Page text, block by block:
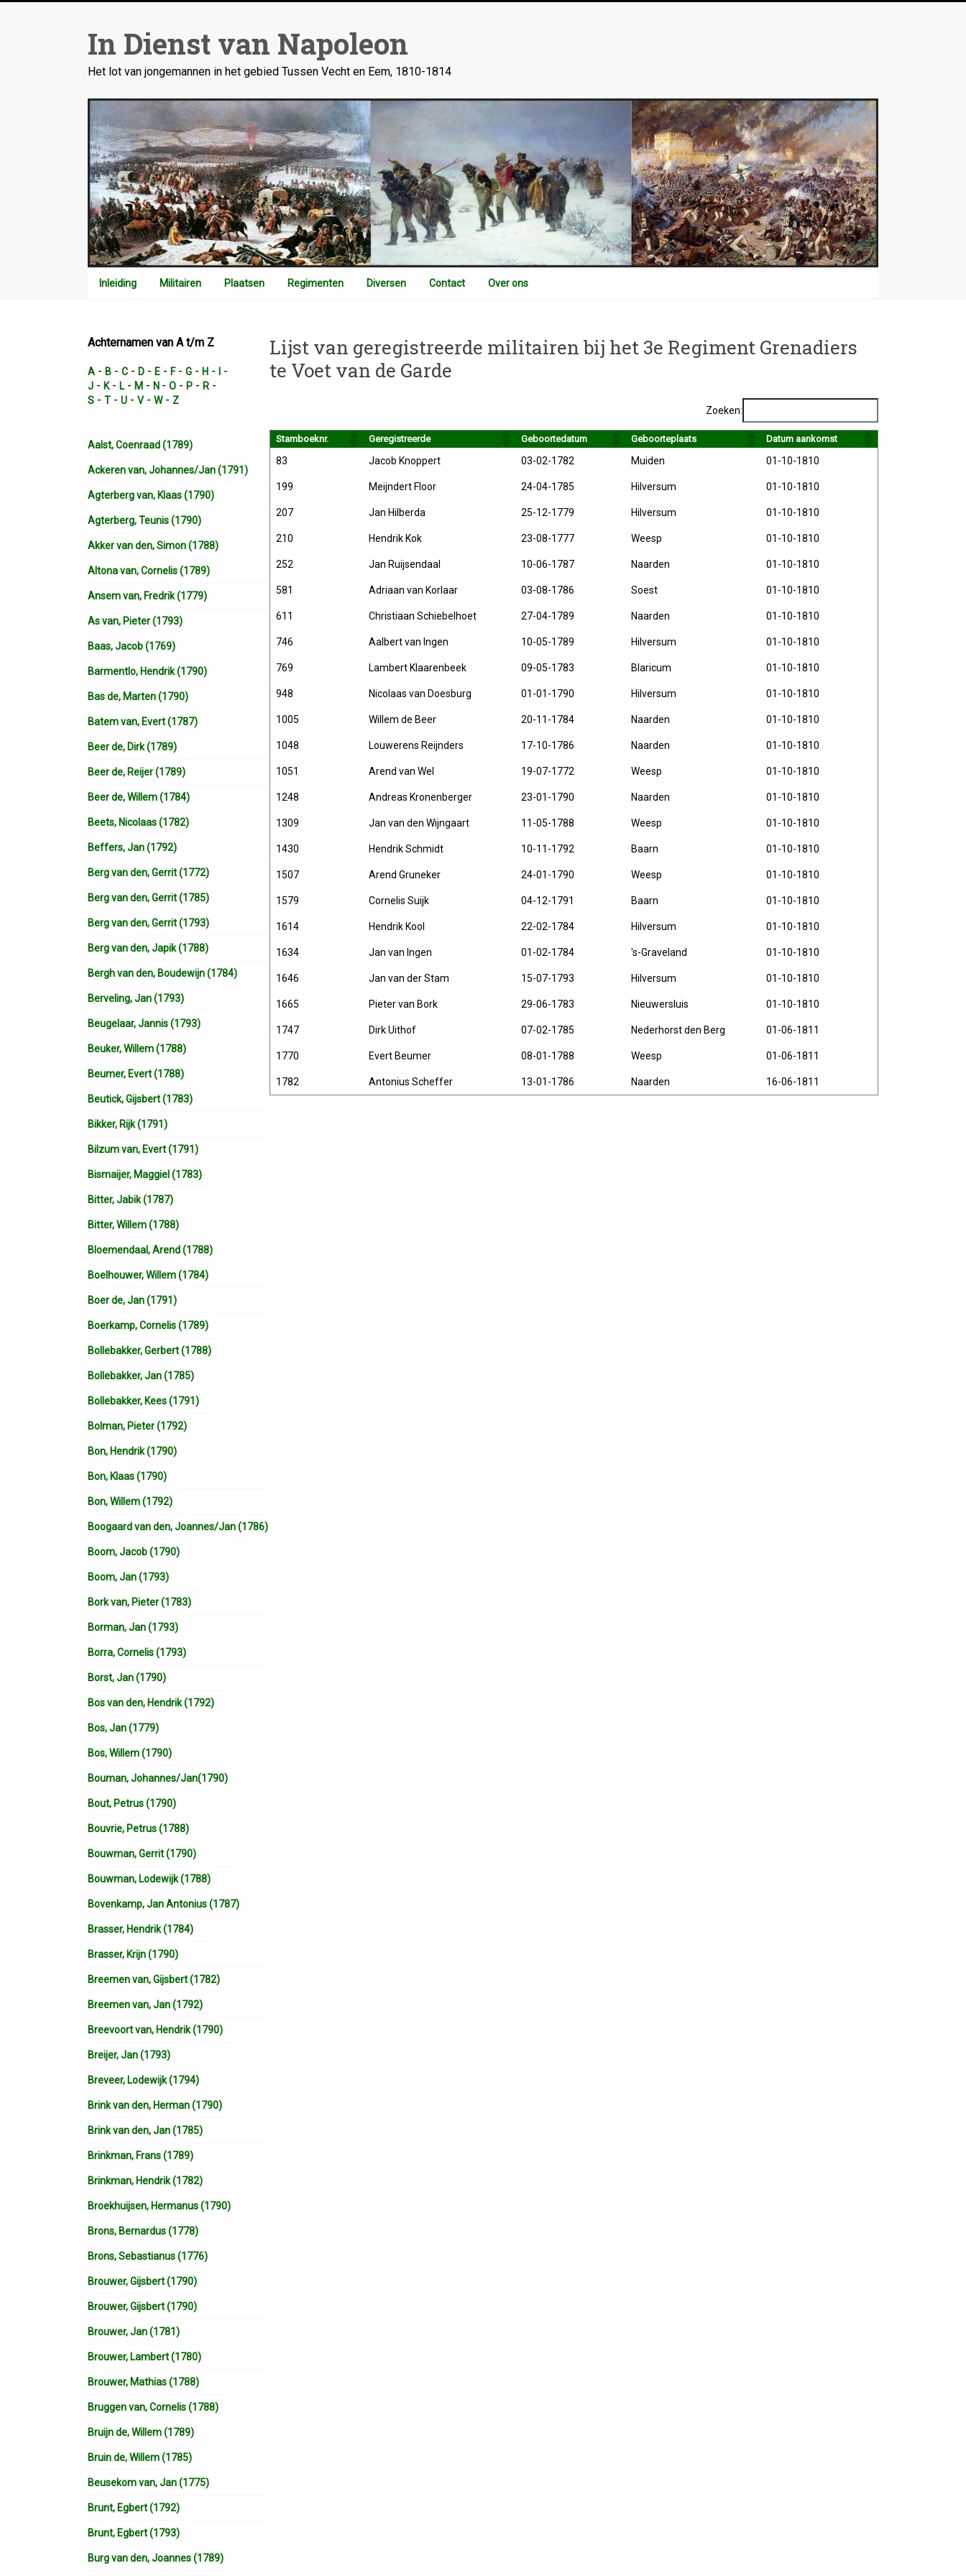
In Dienst van Napoleon
Het lot van jongemannen in het gebied Tussen Vecht en Eem, 1810-1814
Inleiding Militairen Plaatsen Regimenten Diversen Contact Over ons
Lijst van geregistreerde militairen bij het 3e Regiment Grenadiers
te Voet van de Garde
Zoeken:
Stamboeknr. Geregistreerde Geboortedatum Geboorteplaats Datum aankomst
83 Jacob Knoppert 03-02-1782 Muiden 01-10-1810
199 Meijndert Floor 24-04-1785 Hilversum 01-10-1810
207 Jan Hilberda 25-12-1779 Hilversum 01-10-1810
210 Hendrik Kok 23-08-1777 Weesp 01-10-1810
252 Jan Ruijsendaal 10-06-1787 Naarden 01-10-1810
581 Adriaan van Korlaar 03-08-1786 Soest 01-10-1810
611 Christiaan Schiebelhoet 27-04-1789 Naarden 01-10-1810
746 Aalbert van Ingen 10-05-1789 Hilversum 01-10-1810
769 Lambert Klaarenbeek 09-05-1783 Blaricum 01-10-1810
948 Nicolaas van Doesburg 01-01-1790 Hilversum 01-10-1810
1005 Willem de Beer 20-11-1784 Naarden 01-10-1810
1048 Louwerens Reijnders 17-10-1786 Naarden 01-10-1810
1051 Arend van Wel 19-07-1772 Weesp 01-10-1810
1248 Andreas Kronenberger 23-01-1790 Naarden 01-10-1810
1309 Jan van den Wijngaart 11-05-1788 Weesp 01-10-1810
1430 Hendrik Schmidt 10-11-1792 Baarn 01-10-1810
1507 Arend Gruneker 24-01-1790 Weesp 01-10-1810
1579 Cornelis Suijk 04-12-1791 Baarn 01-10-1810
1614 Hendrik Kool 22-02-1784 Hilversum 01-10-1810
1634 Jan van Ingen 01-02-1784 's-Graveland 01-10-1810
1646 Jan van der Stam 15-07-1793 Hilversum 01-10-1810
1665 Pieter van Bork 29-06-1783 Nieuwersluis 01-10-1810
1747 Dirk Uithof 07-02-1785 Nederhorst den Berg 01-06-1811
1770 Evert Beumer 08-01-1788 Weesp 01-06-1811
1782 Antonius Scheffer 13-01-1786 Naarden 16-06-1811
Achternamen van A t/m Z
A - B - C - D - E - F- G - H - -
J - K- L- M - N - O - P - R -
S - T - U - V- W- Z
Aalst, Coenraad (1789)
Ackeren van, Johannes/Jan (1791)
Agterberg van, Klaas (1790)
Agterberg, Teunis (1790)
Akker van den, Simon (1788)
Altona van, Cornelis (1789)
Ansem van, Fredrik (1779)
As van, Pieter (1793)
Baas, Jacob (1769)
Barmentlo, Hendrik (1790)
Bas de, Marten (1790)
Batem van, Evert (1787)
Beer de, Dirk (1789)
Beer de, Reijer (1789)
Beer de, Willem (1784)
Beets, Nicolaas (1782)
Beffers, Jan (1792)
Berg van den, Gerrit (1772)
Berg van den, Gerrit (1785)
Berg van den, Gerrit (1793)
Berg van den, Japik (1788)
Bergh van den, Boudewijn (1784)
Berveling, Jan (1793)
Beugelaar, Jannis (1793)
Beuker, Willem (1788)
Beumer, Evert (1788)
Beutick, Gijsbert (1783)
Bikker, Rijk (1791)
Bilzum van, Evert (1791)
Bismaijer, Maggiel (1783)
Bitter, Jabik (1787)
Bitter, Willem (1788)
Bloemendaal, Arend (1788)
Boelhouwer, Willem (1784)
Boer de, Jan (1791)
Boerkamp, Cornelis (1789)
Bollebakker, Gerbert (1788)
Bollebakker, Jan (1785)
Bollebakker, Kees (1791)
Bolman, Pieter (1792)
Bon, Hendrik (1790)
Bon, Klaas (1790)
Bon, Willem (1792)
Boogaard van den, Joannes/Jan (1786)
Boom, Jacob (1790)
Boom, Jan (1793)
Bork van, Pieter (1783)
Borman, Jan (1793)
Borra, Cornelis (1793)
Borst, Jan (1790)
Bos van den, Hendrik (1792)
Bos, Jan (1779)
Bos, Willem (1790)
Bouman, Johannes/Jan(1790)
Bout, Petrus (1790)
Bouvrie, Petrus (1788)
Bouwman, Gerrit (1790)
Bouwman, Lodewijk (1788)
Bovenkamp, Jan Antonius (1787)
Brasser, Hendrik (1784)
Brasser, Krijn (1790)
Breemen van, Gijsbert (1782)
Breemen van, Jan (1792)
Breevoort van, Hendrik (1790)
Breijer, Jan (1793)
Breveer, Lodewijk (1794)
Brink van den, Herman (1790)
Brink van den, Jan (1785)
Brinkman, Frans (1789)
Brinkman, Hendrik (1782)
Broekhuijsen, Hermanus (1790)
Brons, Bernardus (1778)
Brons, Sebastianus (1776)
Brouwer, Gijsbert (1790)
Brouwer, Gijsbert (1790)
Brouwer, Jan (1781)
Brouwer, Lambert (1780)
Brouwer, Mathias (1788)
Bruggen van, Cornelis (1788)
Bruijn de, Willem (1789)
Bruin de, Willem (1785)
Beusekom van, Jan (1775)
Brunt, Egbert (1792)
Brunt, Egbert (1793)
Burg van den, Joannes (1789)